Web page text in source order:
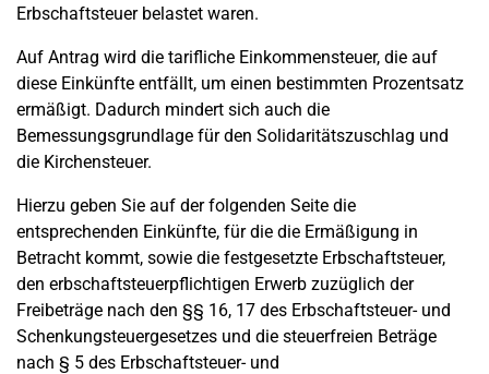
Erbschaftsteuer belastet waren.
Auf Antrag wird die tarifliche Einkommensteuer, die auf
diese Einkünfte entfällt, um einen bestimmten Prozentsatz
ermäßigt. Dadurch mindert sich auch die
Bemessungsgrundlage für den Solidaritätszuschlag und
die Kirchensteuer.
Hierzu geben Sie auf der folgenden Seite die
entsprechenden Einkünfte, für die die Ermäßigung in
Betracht kommt, sowie die festgesetzte Erbschaftsteuer,
den erbschaftsteuerpflichtigen Erwerb zuzüglich der
Freibeträge nach den §§ 16, 17 des Erbschaftsteuer- und
Schenkungsteuergesetzes und die steuerfreien Beträge
nach § 5 des Erbschaftsteuer- und